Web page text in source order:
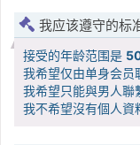
我应该遵守的标
接受的年龄范围是
我希望仅由单身会员
我希望只能與男人聯
我不希望沒有個人資